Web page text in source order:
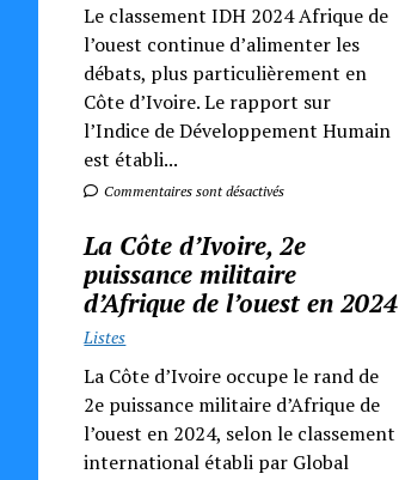
Le classement IDH 2024 Afrique de
l’ouest continue d’alimenter les
débats, plus particulièrement en
Côte d’Ivoire. Le rapport sur
l’Indice de Développement Humain
est établi...
Commentaires sont désactivés
La Côte d’Ivoire, 2e
puissance militaire
d’Afrique de l’ouest en 2024
Listes
La Côte d’Ivoire occupe le rand de
2e puissance militaire d’Afrique de
l’ouest en 2024, selon le classement
international établi par Global